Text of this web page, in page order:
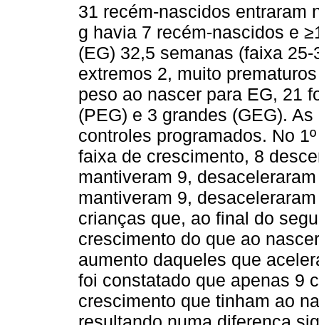
31 recém-nascidos entraram
g havia 7 recém-nascidos e
(EG) 32,5 semanas (faixa
extremos 2, muito
peso ao nascer para EG, 21
(PEG) e 3 grandes (GEG).
controles programados. No
faixa de crescimento, 8
mantiveram 9,
mantiveram 9,
crianças que, ao final do
crescimento do que ao
aumento daqueles que
foi constatado que apenas 9
crescimento que tinham ao